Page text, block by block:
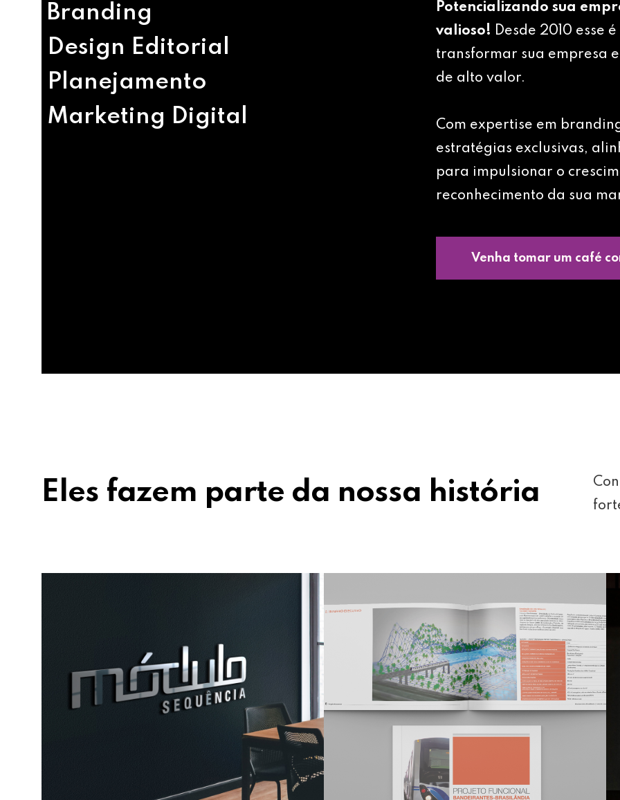
Branding
Design Editorial
Planejamento
Marketing Digital
Potencializando sua
valioso! Desde 2010 esse
transformar sua empresa
de alto valor.
Com expertise em
estratégias exclusivas,
para impulsionar o
reconhecimento da sua
Venha tomar um café
Eles fazem parte da nossa história